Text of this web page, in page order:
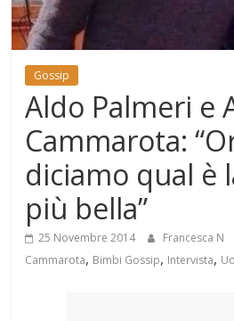
Mondo
Gossip
Aldo Palmeri e
Cammarota:
diciamo qual è
più bella”
25 Novembre 2014 Francesca N
Cammarota, Bimbi Gossip, Intervista,